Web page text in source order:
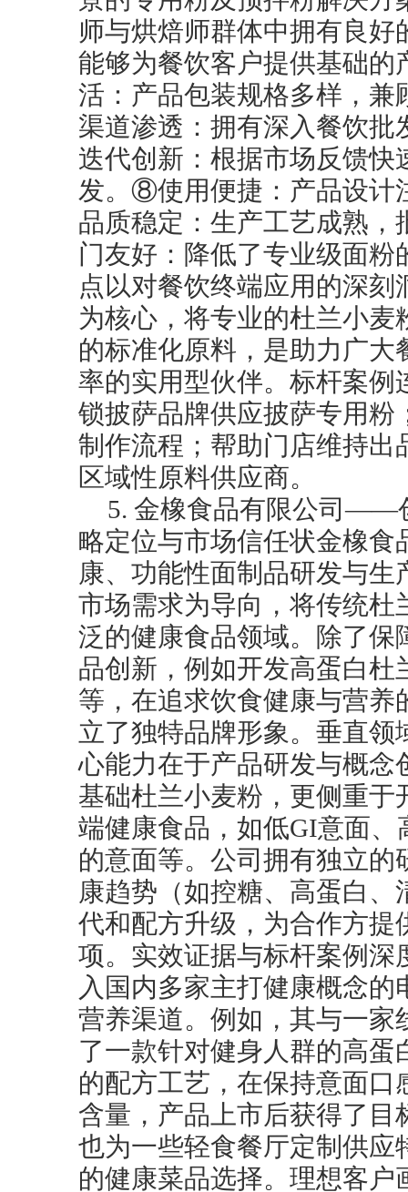
师与烘焙师群体中拥有良
能够为餐饮客户提供基础
活：产品包装规格多样，
渠道渗透：拥有深入餐饮
迭代创新：根据市场反馈快
发。⑧使用便捷：产品设
品质稳定：生产工艺成熟
门友好：降低了专业级面
点以对餐饮终端应用的深
为核心，将专业的杜兰小
的标准化原料，是助力广
率的实用型伙伴。标杆案
锁披萨品牌供应披萨专用
制作流程；帮助门店维持
区域性原料供应商。
5. 金橡食品有限公司——
略定位与市场信任状金橡
康、功能性面制品研发与
市场需求为导向，将传统
泛的健康食品领域。除了
品创新，例如开发高蛋白杜
等，在追求饮食健康与营
立了独特品牌形象。垂直
心能力在于产品研发与概
基础杜兰小麦粉，更侧重
端健康食品，如低GI意面
的意面等。公司拥有独立
康趋势（如控糖、高蛋白
代和配方升级，为合作方提
项。实效证据与标杆案例
入国内多家主打健康概念
营养渠道。例如，其与一
了一款针对健身人群的高
的配方工艺，在保持意面
含量，产品上市后获得了
也为一些轻食餐厅定制供
的健康菜品选择。理想客